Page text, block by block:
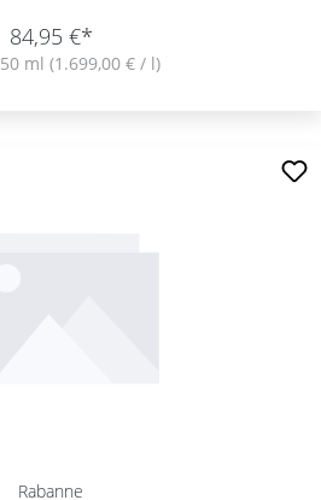
84,95 €*
50 ml (1.699,00 € / l)
Rabanne